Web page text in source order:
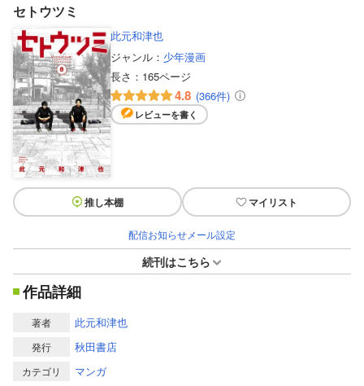
セトウツミ
此元和津也
ジャンル： 少年漫画
長さ： 165ページ
4.8 (366件)
レビューを書く
推し本棚 マイリスト
配信お知らせメール設定
続刊はこちら
作品詳細
著者 此元和津也
発行 秋田書店
カテゴリ マンガ